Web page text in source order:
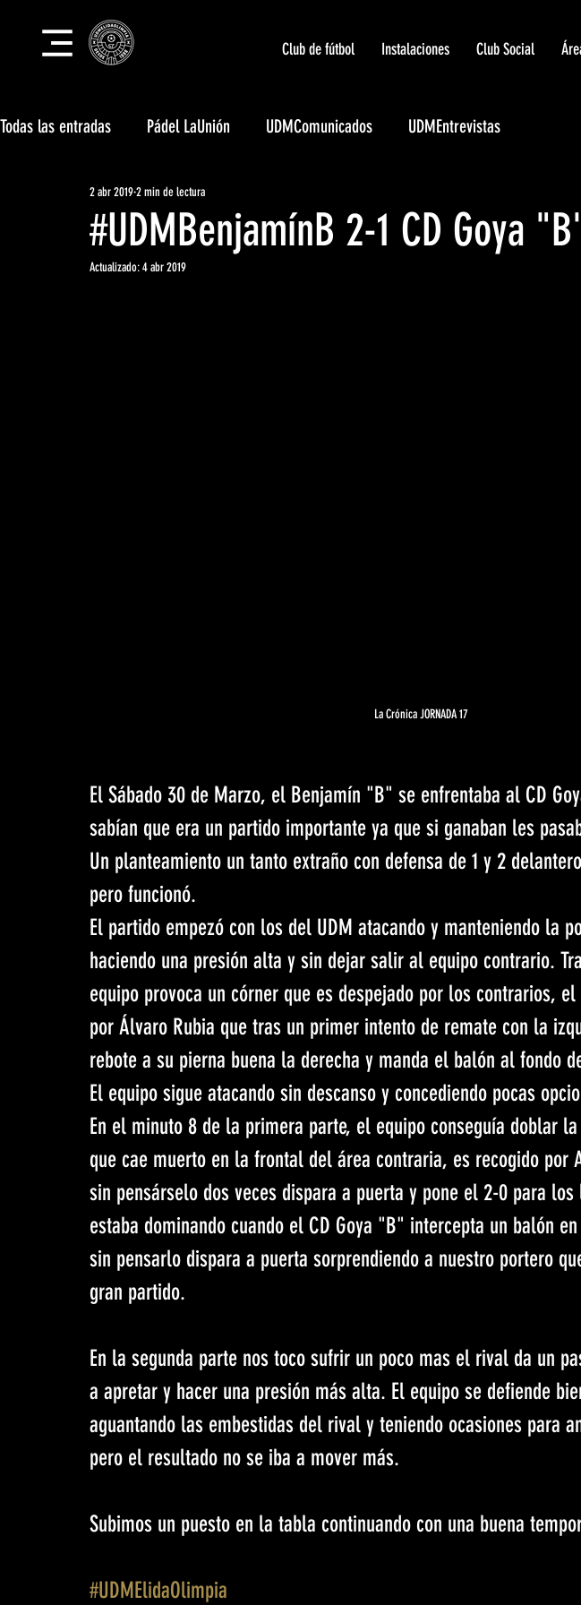
Club de fútbol Instalaciones Club Social
Todas las entradas Pádel LaUnión UDMComunicados UDMEntrevistas
Tecnificación LaUnión Campus LaUnión
Eventos deportivos LaUnión
#UDMBenjamínB 2-1 CD Goya
2 abr 20192 min de lectura
Actualizado:4 abr 2019
La Crónica JORNADA 17
El Sábado 30 de Marzo, el Benjamín "B" se enfrentaba al CD
sabían que era un partido importante ya que si ganaban les
Un planteamiento un tanto extraño con defensa de 1 y 2
pero funcionó.
El partido empezó con los del UDM atacando y manteniendo la
haciendo una presión alta y sin dejar salir al equipo contrario.
equipo provoca un córner que es despejado por los contrarios,
por Álvaro Rubia que tras un primer intento de remate con la
rebote a su pierna buena la derecha y manda el balón al fondo
El equipo sigue atacando sin descanso y concediendo pocas
En el minuto 8 de la primera parte, el equipo conseguía doblar
que cae muerto en la frontal del área contraria, es recogido por
sin pensárselo dos veces dispara a puerta y pone el 2-0 para
estaba dominando cuando el CD Goya "B" intercepta un balón
sin pensarlo dispara a puerta sorprendiendo a nuestro portero
gran partido.
En la segunda parte nos toco sufrir un poco mas el rival da un
a apretar y hacer una presión más alta. El equipo se defiende
aguantando las embestidas del rival y teniendo ocasiones para
pero el resultado no se iba a mover más.
Subimos un puesto en la tabla continuando con una buena
#UDMElidaOlimpia